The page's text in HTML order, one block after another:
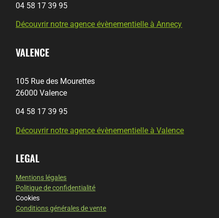
04 58 17 39 95
Découvrir notre agence évènementielle à Annecy
VALENCE
105 Rue des Mourettes
26000 Valence
04 58 17 39 95
Découvrir notre agence évènementielle à Valence
LEGAL
Mentions légales
Politique de confidentialité
Cookies
Conditions générales de vente